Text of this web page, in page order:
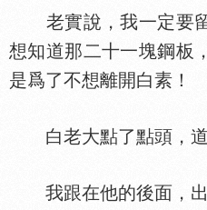
老實說，我一定要留
想知道那二十一塊鋼板
是爲了不想離開白素！
白老大點了點頭，道
我跟在他的後面，出